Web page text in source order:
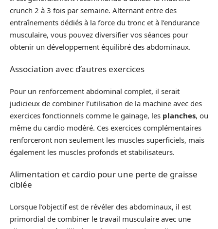
crunch 2 à 3 fois par semaine. Alternant entre des
entraînements dédiés à la force du tronc et à l’endurance
musculaire, vous pouvez diversifier vos séances pour
obtenir un développement équilibré des abdominaux.
Association avec d’autres exercices
Pour un renforcement abdominal complet, il serait
judicieux de combiner l’utilisation de la machine avec des
exercices fonctionnels comme le gainage, les planches, ou
même du cardio modéré. Ces exercices complémentaires
renforceront non seulement les muscles superficiels, mais
également les muscles profonds et stabilisateurs.
Alimentation et cardio pour une perte de graisse
ciblée
Lorsque l’objectif est de révéler des abdominaux, il est
primordial de combiner le travail musculaire avec une